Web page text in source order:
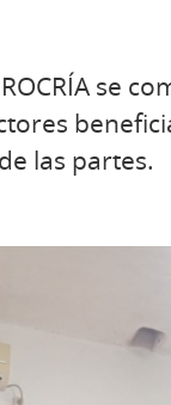
se
las partes.